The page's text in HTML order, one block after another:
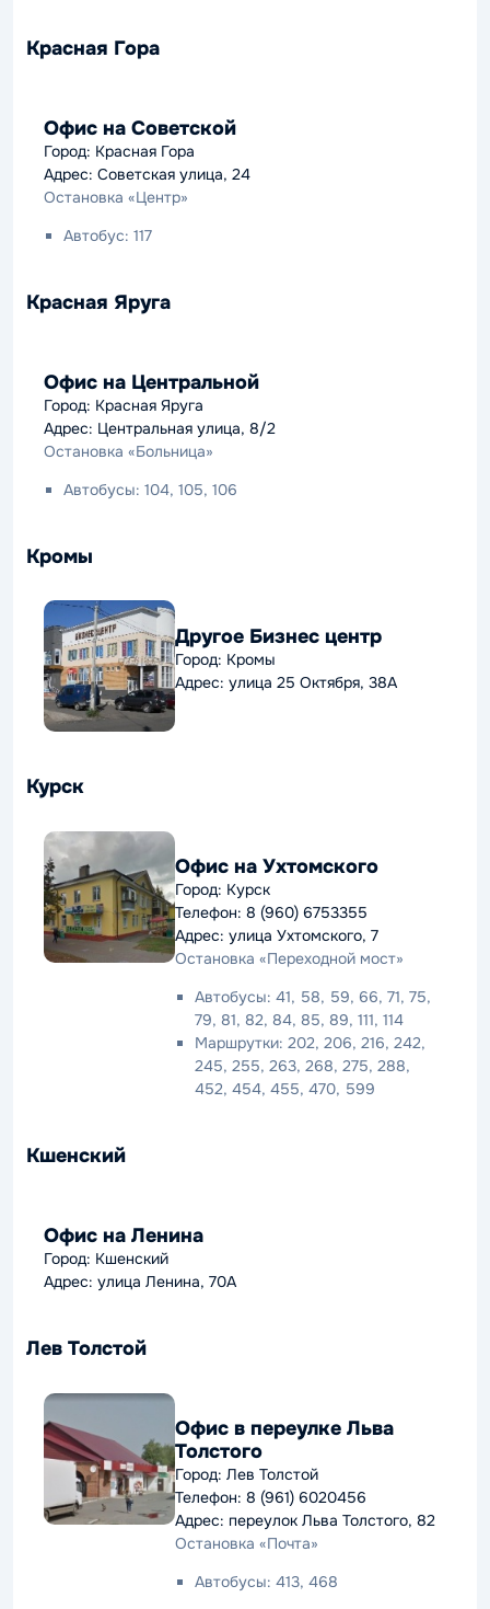
Красная Гора
Офис на Советской
Город: Красная Гора
Адрес: Советская улица, 24
Остановка «Центр»
Автобус: 117
Красная Яруга
Офис на Центральной
Город: Красная Яруга
Адрес: Центральная улица, 8/2
Остановка «Больница»
Автобусы: 104, 105, 106
Кромы
Другое Бизнес центр
Город: Кромы
Адрес: улица 25 Октября, 38А
Курск
Офис на Ухтомского
Город: Курск
Телефон: 8 (960) 6753355
Адрес: улица Ухтомского, 7
Остановка «Переходной мост»
Автобусы: 41, 58, 59, 66, 71, 75,
79, 81, 82, 84, 85, 89, 111, 114
Маршрутки: 202, 206, 216, 242,
245, 255, 263, 268, 275, 288,
452, 454, 455, 470, 599
Кшенский
Офис на Ленина
Город: Кшенский
Адрес: улица Ленина, 70А
Лев Толстой
Офис в переулке Льва
Толстого
Город: Лев Толстой
Телефон: 8 (961) 6020456
Адрес: переулок Льва Толстого, 82
Остановка «Почта»
Автобусы: 413, 468